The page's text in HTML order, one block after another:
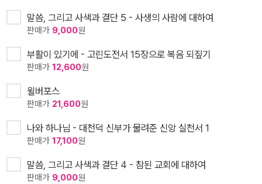
말씀, 그리고 사색과 결단 5 - 사생의 사람에 대하여
판매가 9,000원
부활이 있기에 - 고린도전서 15장으로 복음 되짚기
판매가 12,600원
윌버포스
판매가 21,600원
나와 하나님 - 대천덕 신부가 물려준 신앙 실천서 1
판매가 17,100원
말씀, 그리고 사색과 결단 4 - 참된 교회에 대하여
판매가 9,000원